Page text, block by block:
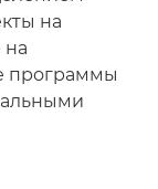
на
на
программы